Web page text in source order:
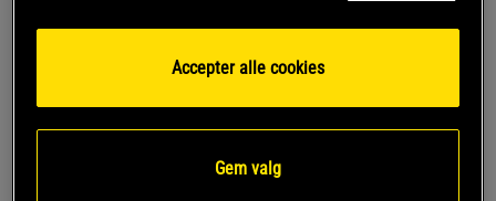
støtte under hårde træningspas.
Læs mere
Accepter alle cookies
Gem valg